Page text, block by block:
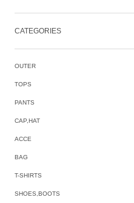
CATEGORIES
OUTER
TOPS
PANTS
CAP,HAT
ACCE
BAG
T-SHIRTS
SHOES,BOOTS